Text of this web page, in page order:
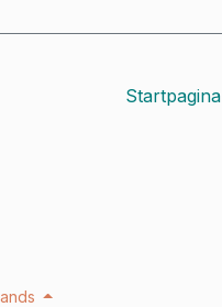
Startpagina